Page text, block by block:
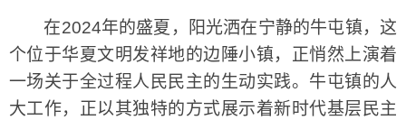
在2024年的盛夏，阳光洒在宁静的牛屯镇，这
个位于华夏文明发祥地的边陲小镇，正悄然上演着
一场关于全过程人民民主的生动实践。牛屯镇的人
大工作，正以其独特的方式展示着新时代基层民主